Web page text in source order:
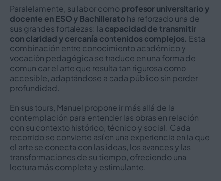
Paralelamente, su labor comoprofesor universitario y
docente en ESO y Bachilleratoha reforzado una de
sus grandes fortalezas: la capacidad de transmitir
con claridad y cercanía contenidos complejos. Esta
combinación entre conocimiento académico y
vocación pedagógica se traduce en una forma de
comunicar el arte que resulta tan rigurosa como
accesible, adaptándose a cada público sin perder
profundidad.
En sus tours, Manuel propone ir más allá de la
contemplación para entender las obras en relación
con su contexto histórico, técnico y social. Cada
recorrido se convierte así en una experiencia en la que
el arte se conecta con las ideas, los avances y las
transformaciones de su tiempo, ofreciendo una
lectura más completa y estimulante.